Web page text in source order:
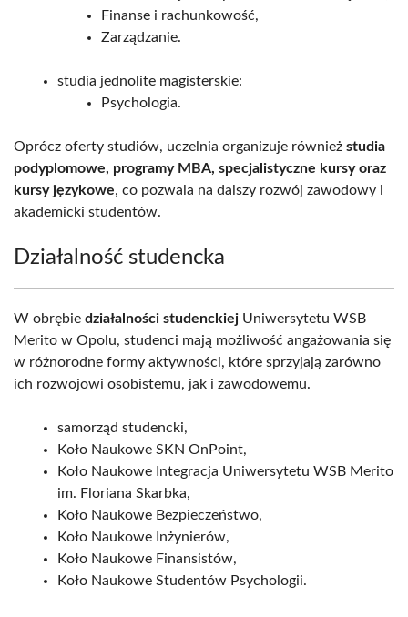
Finanse i rachunkowość,
Zarządzanie.
studia jednolite magisterskie:
Psychologia.
Oprócz oferty studiów, uczelnia organizuje również studia
podyplomowe, programy MBA, specjalistyczne kursy oraz
kursy językowe, co pozwala na dalszy rozwój zawodowy i
akademicki studentów.
Działalność studencka
W obrębie działalności studenckiej Uniwersytetu WSB
Merito w Opolu, studenci mają możliwość angażowania się
w różnorodne formy aktywności, które sprzyjają zarówno
ich rozwojowi osobistemu, jak i zawodowemu.
samorząd studencki,
Koło Naukowe SKN OnPoint,
Koło Naukowe Integracja Uniwersytetu WSB Merito
im. Floriana Skarbka,
Koło Naukowe Bezpieczeństwo,
Koło Naukowe Inżynierów,
Koło Naukowe Finansistów,
Koło Naukowe Studentów Psychologii.